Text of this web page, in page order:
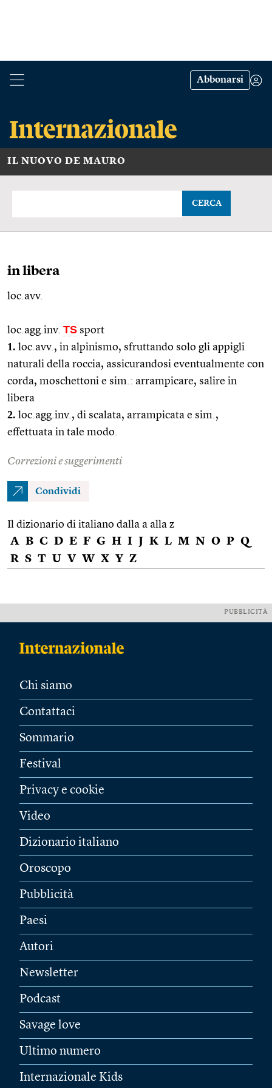
Abbonarsi
IL NUOVO DE MAURO
CERCA
in libera
loc.avv.
loc.agg.inv. TS sport
1. loc.avv. , in alpinismo, sfruttando solo gli appigli
naturali della roccia, assicurandosi eventualmente con
corda, moschettoni e sim. : arrampicare, salire in
libera
2. loc.agg. inv., di scalata, arrampicata e sim. ,
effettuata in tale modo.
Correzioni e suggerimenti
Condividi
Il dizionario di italiano dalla a alla z
A B C D E F G H I J K L M N O P Q
R S T U V W X Y Z
PUBBLICITÀ
Chi siamo
Contattaci
Sommario
Festival
Privacy e cookie
Video
Dizionario italiano
Oroscopo
Pubblicità
Paesi
Autori
Newsletter
Podcast
Savage love
Ultimo numero
Internazionale Kids